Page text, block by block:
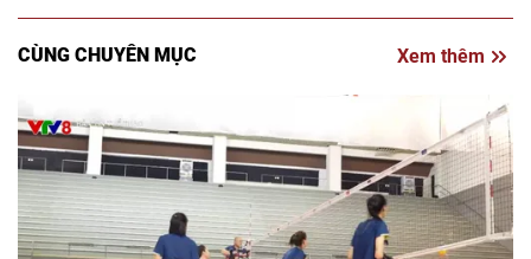
CÙNG CHUYÊN MỤC Xem thêm